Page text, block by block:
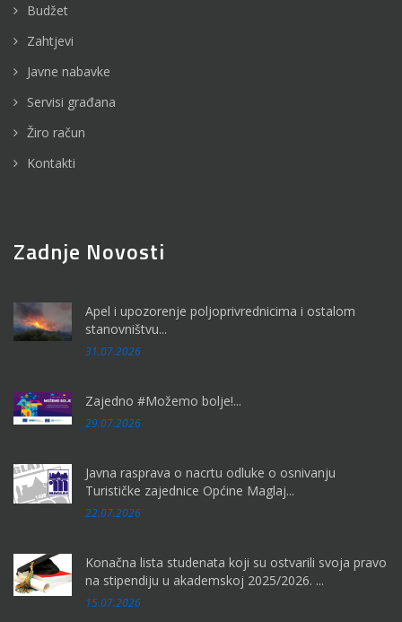
Budžet
Zahtjevi
Javne nabavke
Servisi građana
Žiro račun
Kontakti
Zadnje Novosti
Apel i upozorenje poljoprivrednicima i ostalom
stanovništvu...
31.07.2026
Zajedno #Možemo bolje!...
29.07.2026
Javna rasprava o nacrtu odluke o osnivanju
Turističke zajednice Općine Maglaj...
22.07.2026
Konačna lista studenata koji su ostvarili svoja pravo
na stipendiju u akademskoj 2025/2026. ...
15.07.2026